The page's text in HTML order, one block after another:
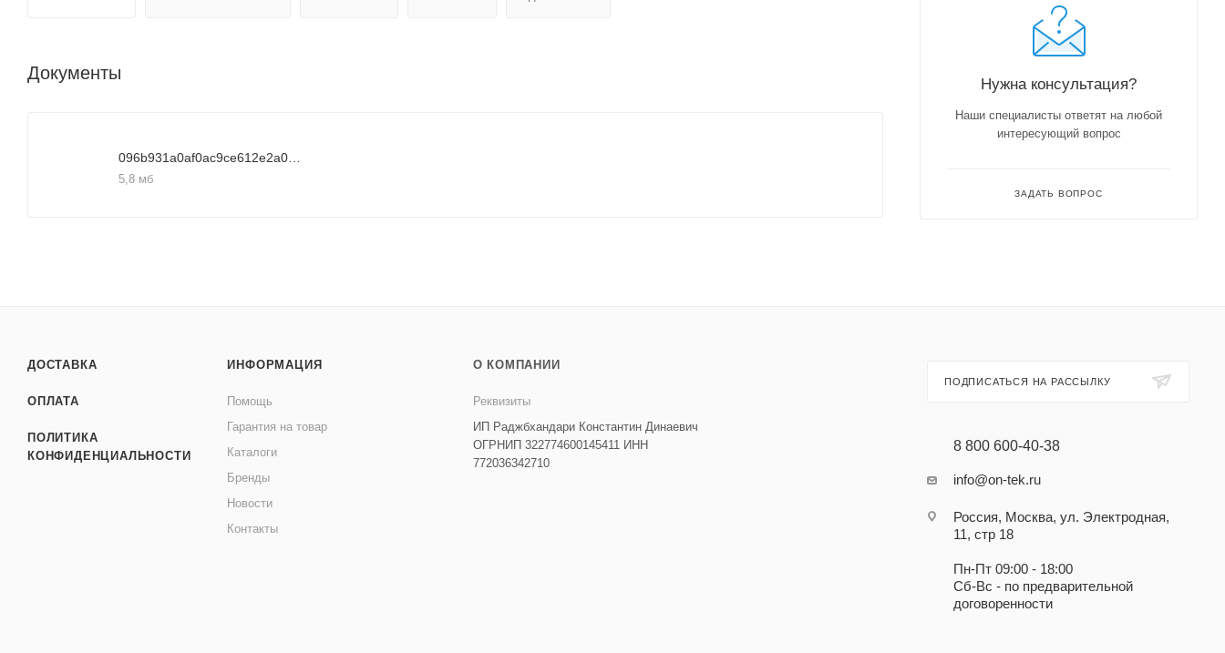
Документы
5,8 мб
Нужна консультация?
Наши специалисты ответят на любой
интересующий вопрос
ЗАДАТЬ ВОПРОС
ДОСТАВКА
ОПЛАТА
ПОЛИТИКА
КОНФИДЕНЦИАЛЬНОСТИ
ИНФОРМАЦИЯ
Помощь
Гарантия на товар
Каталоги
Бренды
Новости
Контакты
О КОМПАНИИ
Реквизиты
ИП Раджбхандари Константин Динаевич
ОГРНИП 322774600145411 ИНН
772036342710
ПОДПИСАТЬСЯ НА РАССЫЛКУ
8 800 600-40-38
info@on-tek.ru
Россия, Москва, ул. Электродная,
11, стр 18
Пн-Пт 09:00 - 18:00
Сб-Вс - по предварительной
договоренности